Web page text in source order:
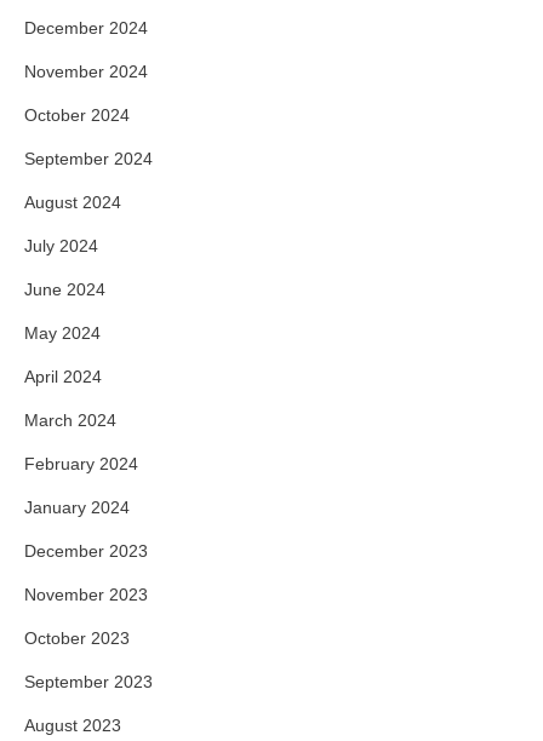
December 2024
November 2024
October 2024
September 2024
August 2024
July 2024
June 2024
May 2024
April 2024
March 2024
February 2024
January 2024
December 2023
November 2023
October 2023
September 2023
August 2023